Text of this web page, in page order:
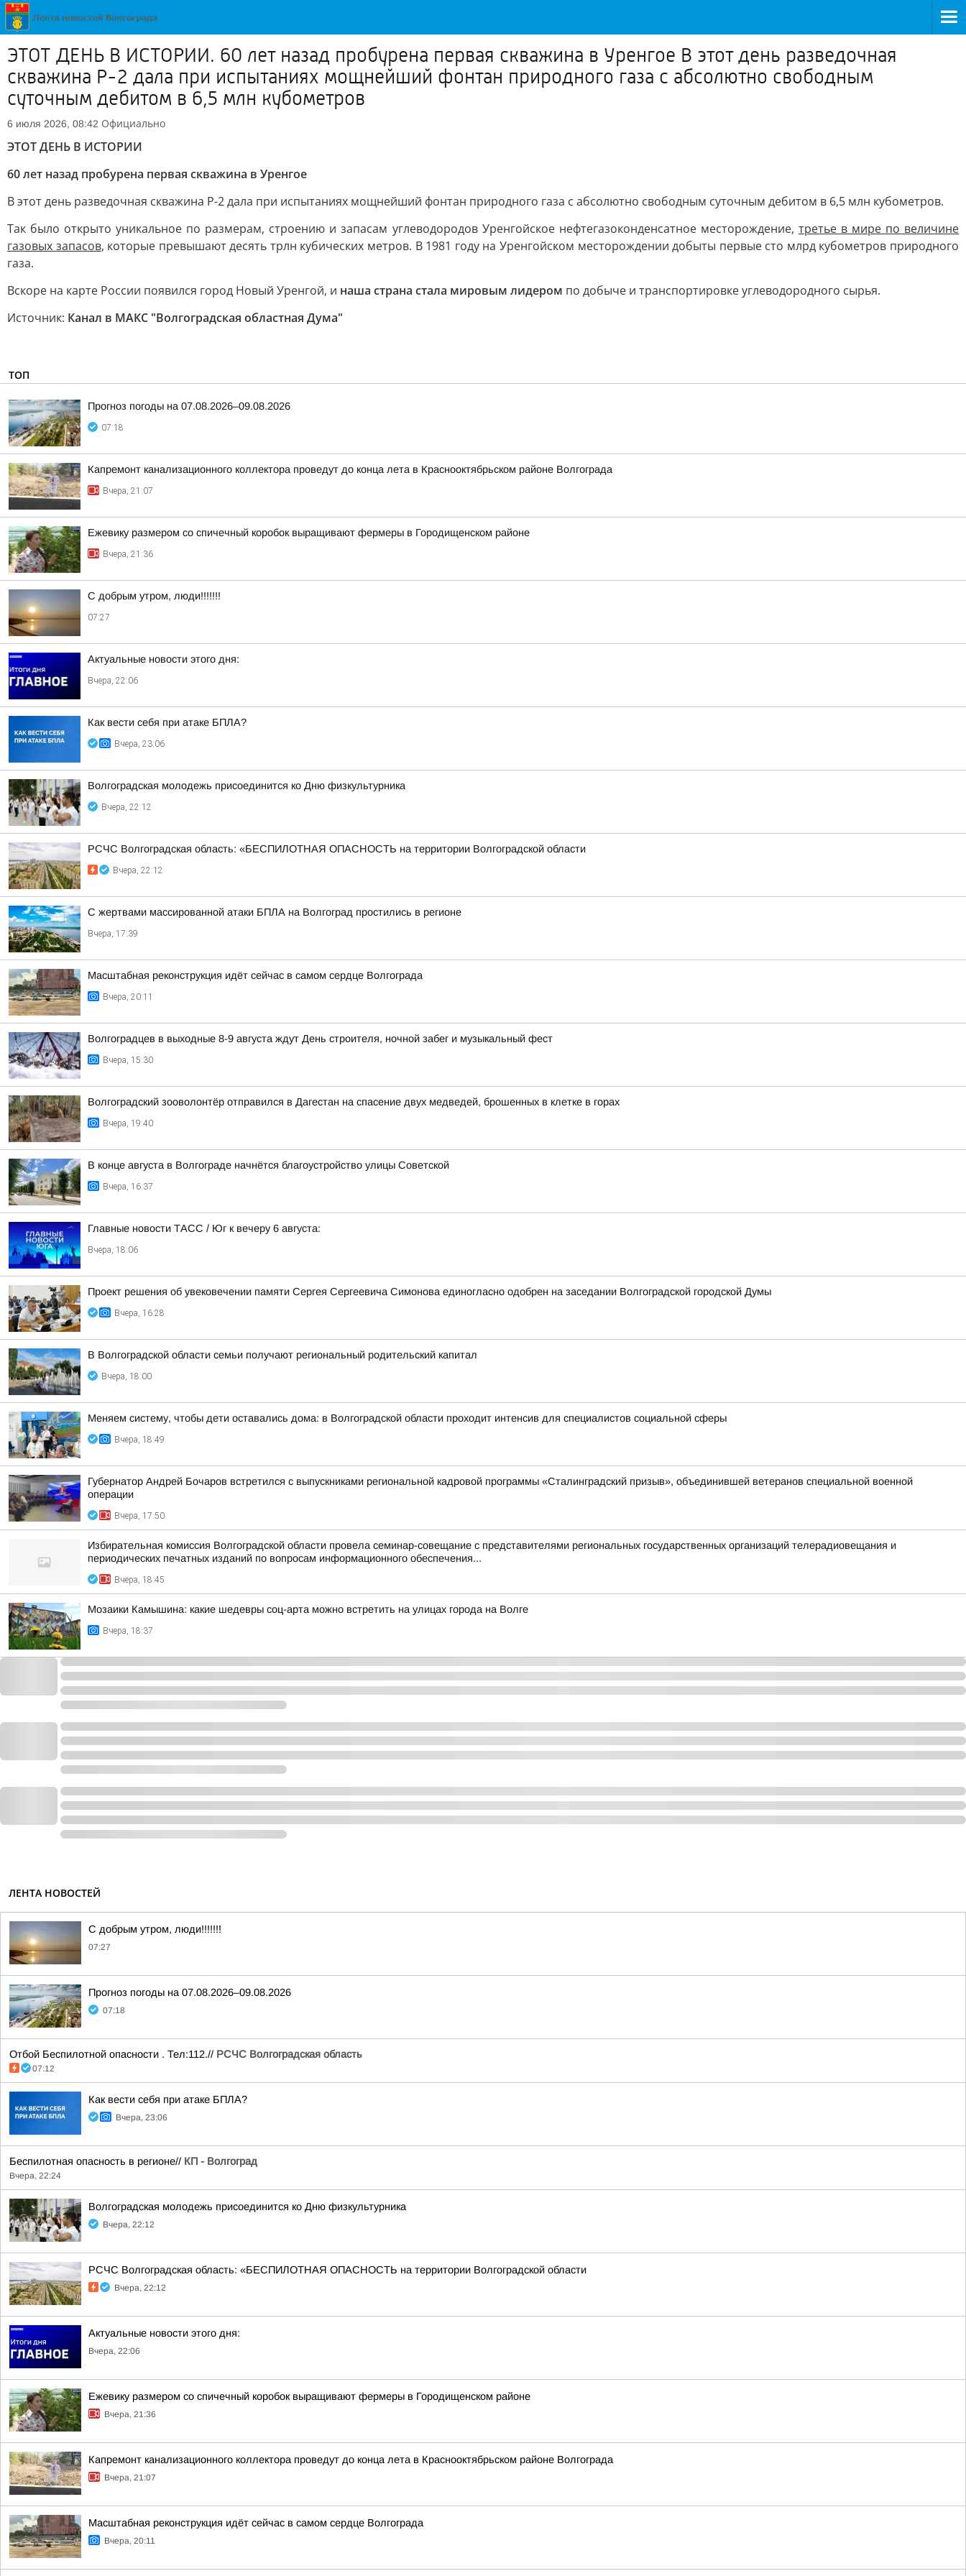
ЭТОТ ДЕНЬ В ИСТОРИИ. 60 лет назад пробурена первая скважина в Уренгое В этот день разведочная
скважина Р-2 дала при испытаниях мощнейший фонтан природного газа с абсолютно свободным
суточным дебитом в 6,5 млн кубометров
6 июля 2026, 08:42 Официально
ЭТОТ ДЕНЬ В ИСТОРИИ
60 лет назад пробурена первая скважина в Уренгое
В этот день разведочная скважина Р-2 дала при испытаниях мощнейший фонтан природного газа с абсолютно свободным суточным дебитом в 6,5 млн кубометров.
Так было открыто уникальное по размерам, строению и запасам углеводородов Уренгойское нефтегазоконденсатное месторождение, третье в мире по величине
газовых запасов, которые превышают десять трлн кубических метров. В 1981 году на Уренгойском месторождении добыты первые сто млрд кубометров природного
газа.
Вскоре на карте России появился город Новый Уренгой, и наша страна стала мировым лидером по добыче и транспортировке углеводородного сырья.
Источник: Канал в МАКС "Волгоградская областная Дума"
ТОП
Прогноз погоды на 07.08.2026–09.08.2026
07:18
Капремонт канализационного коллектора проведут до конца лета в Краснооктябрьском районе Волгограда
Вчера, 21:07
Ежевику размером со спичечный коробок выращивают фермеры в Городищенском районе
Вчера, 21:36
С добрым утром, люди!!!!!!!
07:27
Актуальные новости этого дня:
Вчера, 22:06
Как вести себя при атаке БПЛА?
Вчера, 23:06
Волгоградская молодежь присоединится ко Дню физкультурника
Вчера, 22:12
РСЧС Волгоградская область: «БЕСПИЛОТНАЯ ОПАСНОСТЬ на территории Волгоградской области
Вчера, 22:12
С жертвами массированной атаки БПЛА на Волгоград простились в регионе
Вчера, 17:39
Масштабная реконструкция идёт сейчас в самом сердце Волгограда
Вчера, 20:11
Волгоградцев в выходные 8-9 августа ждут День строителя, ночной забег и музыкальный фест
Вчера, 15:30
Волгоградский зооволонтёр отправился в Дагестан на спасение двух медведей, брошенных в клетке в горах
Вчера, 19:40
В конце августа в Волгограде начнётся благоустройство улицы Советской
Вчера, 16:37
Главные новости ТАСС / Юг к вечеру 6 августа:
Вчера, 18:06
Проект решения об увековечении памяти Сергея Сергеевича Симонова единогласно одобрен на заседании Волгоградской городской Думы
Вчера, 16:28
В Волгоградской области семьи получают региональный родительский капитал
Вчера, 18:00
Меняем систему, чтобы дети оставались дома: в Волгоградской области проходит интенсив для специалистов социальной сферы
Вчера, 18:49
Губернатор Андрей Бочаров встретился с выпускниками региональной кадровой программы «Сталинградский призыв», объединившей ветеранов специальной военной
операции
Вчера, 17:50
Избирательная комиссия Волгоградской области провела семинар-совещание с представителями региональных государственных организаций телерадиовещания и
периодических печатных изданий по вопросам информационного обеспечения...
Вчера, 18:45
Мозаики Камышина: какие шедевры соц-арта можно встретить на улицах города на Волге
Вчера, 18:37
ЛЕНТА НОВОСТЕЙ
С добрым утром, люди!!!!!!!
07:27
Прогноз погоды на 07.08.2026–09.08.2026
07:18
Отбой Беспилотной опасности . Тел:112.// РСЧС Волгоградская область
07:12
Как вести себя при атаке БПЛА?
Вчера, 23:06
Беспилотная опасность в регионе// КП - Волгоград
Вчера, 22:24
Волгоградская молодежь присоединится ко Дню физкультурника
Вчера, 22:12
РСЧС Волгоградская область: «БЕСПИЛОТНАЯ ОПАСНОСТЬ на территории Волгоградской области
Вчера, 22:12
Актуальные новости этого дня:
Вчера, 22:06
Ежевику размером со спичечный коробок выращивают фермеры в Городищенском районе
Вчера, 21:36
Капремонт канализационного коллектора проведут до конца лета в Краснооктябрьском районе Волгограда
Вчера, 21:07
Масштабная реконструкция идёт сейчас в самом сердце Волгограда
Вчера, 20:11